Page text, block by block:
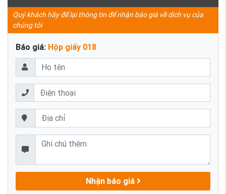
Quý khách hãy để lại thông tin để nhận báo giá về dịch vụ của
chúng tôi
Báo giá: Hộp giấy 018
Nhận báo giá